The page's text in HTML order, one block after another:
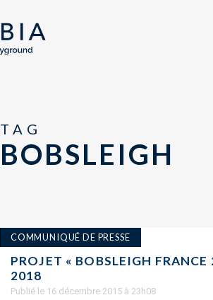
TAG
BOBSLEIGH
COMMUNIQUÉ DE PRESSE
PROJET « BOBSLEIGH
2018
Publié le 16 décembre 2015 à 23h08